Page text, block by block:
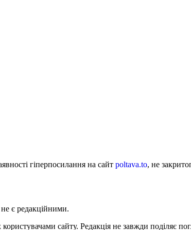
гіперпосилання на сайт poltava.to, не
не є редакційними.
сайту. Редакція не завжди поділяє